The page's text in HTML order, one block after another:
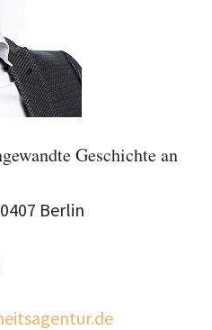
Geschichte an
Berlin